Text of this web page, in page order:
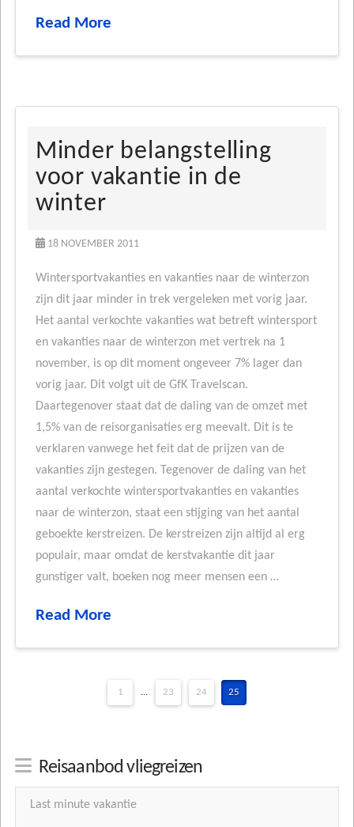
Read More
Minder belangstelling
voor vakantie in de
winter
18 NOVEMBER 2011
Wintersportvakanties en vakanties naar de winterzon
zijn dit jaar minder in trek vergeleken met vorig jaar.
Het aantal verkochte vakanties wat betreft wintersport
en vakanties naar de winterzon met vertrek na 1
november, is op dit moment ongeveer 7% lager dan
vorig jaar. Dit volgt uit de GfK Travelscan.
Daartegenover staat dat de daling van de omzet met
1,5% van de reisorganisaties erg meevalt. Dit is te
verklaren vanwege het feit dat de prijzen van de
vakanties zijn gestegen. Tegenover de daling van het
aantal verkochte wintersportvakanties en vakanties
naar de winterzon, staat een stijging van het aantal
geboekte kerstreizen. De kerstreizen zijn altijd al erg
populair, maar omdat de kerstvakantie dit jaar
gunstiger valt, boeken nog meer mensen een …
Read More
1 ... 23 24 25
Reisaanbod vliegreizen
Last minute vakantie